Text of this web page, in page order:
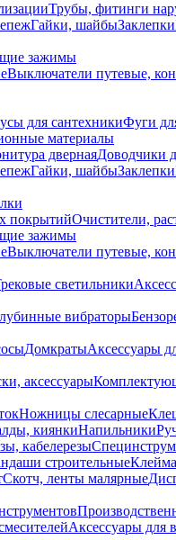
Трубы, фитинги
Гайки, шайбыЗаклепки
зажимы
Выключатели путевые,
для сантехникиФуги
материалы
двернаяДоводчики
Гайки, шайбыЗаклепки
покрытийОчистители,
зажимы
Выключатели путевые,
светильники
вибраторы
ДомкратыАксессуары
аксессуары
Ножницы слесарные
киянкиНапильники
кабелерезы
строительные
Скотч, ленты малярные
Аксессуары для